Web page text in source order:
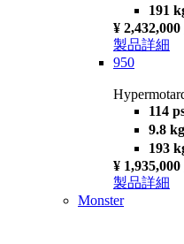
191
¥ 2,432,000
製品詳細
950
114
9.8
193
¥ 1,935,000
製品詳細
Monster